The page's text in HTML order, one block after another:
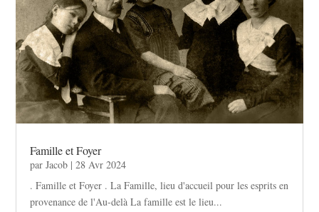
Famille et Foyer
parJacob |28 Avr 2024
. Famille et Foyer . La Famille, lieu d'accueil pour les esprits en
provenance de l'Au-delà La famille est le lieu...